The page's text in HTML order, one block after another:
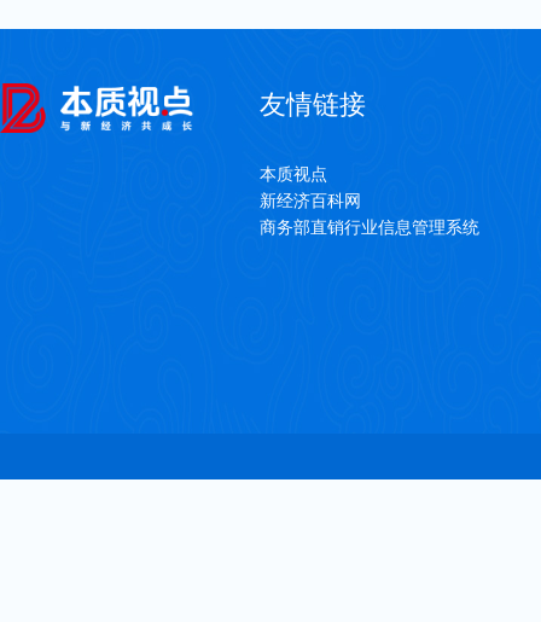
友情链接
本质视点
新经济百科网
商务部直销行业信息管理系统